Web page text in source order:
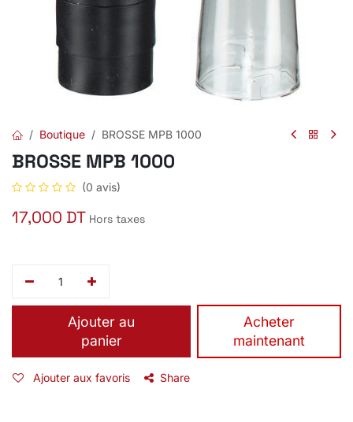
Boutique BROSSE MPB 1000
BROSSE MPB 1000
(0 avis)
17,000 DT Hors taxes
Ajouter au
panier
​Acheter
maintenant
Ajouter aux favoris Share